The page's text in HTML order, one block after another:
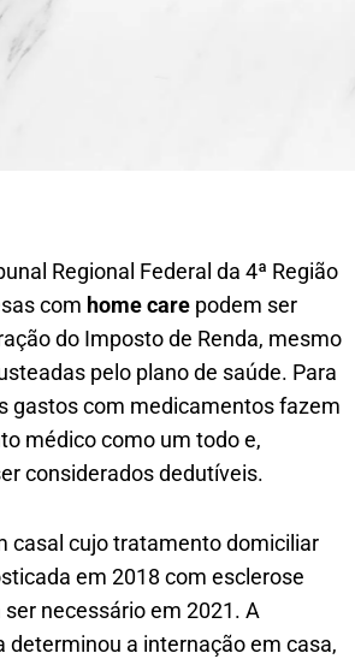
Regional Federal da 4ª Região
com home care podem ser
do Imposto de Renda, mesmo
pelo plano de saúde. Para
gastos com medicamentos fazem
médico como um todo e,
considerados dedutíveis.
casal cujo tratamento domiciliar
em 2018 com esclerose
necessário em 2021. A
determinou a internação em casa,